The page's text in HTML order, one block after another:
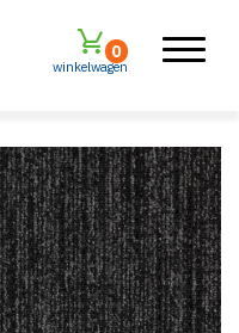
winkelwagen
0